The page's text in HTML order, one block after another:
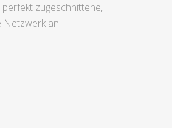
zugeschnittene,
Netzwerk an